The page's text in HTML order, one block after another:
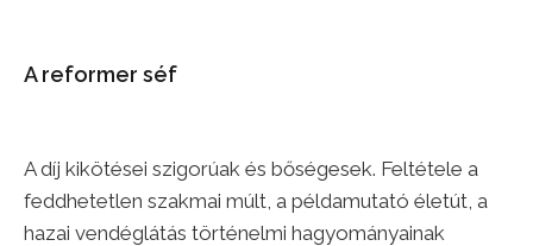
A reformer séf
A díj kikötései szigorúak és bőségesek. Feltétele a
feddhetetlen szakmai múlt, a példamutató életút, a
hazai vendéglátás történelmi hagyományainak